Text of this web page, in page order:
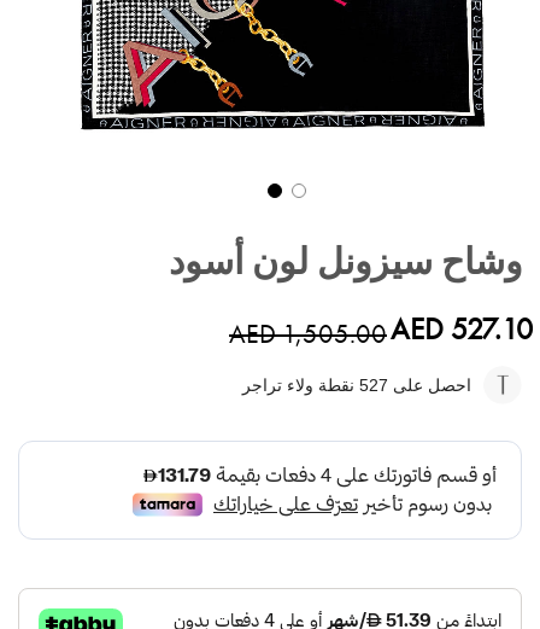
بداية
معرض
وشاح سيزونل لون أسود
AED 527.10
AED 1,505.00
احصل على 527 نقطة ولاء تراجر